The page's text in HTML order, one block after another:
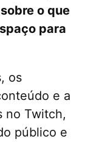
o que
para
os
e a
no Twitch,
público e